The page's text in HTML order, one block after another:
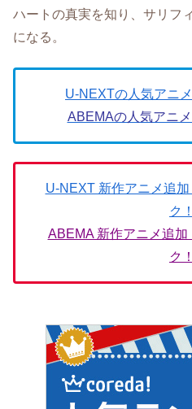
ハートの真実を知り、サリフ
になる。
U-NEXTの人気アニ
ABEMAの人気アニ
U-NEXT 新作アニメ追
ク！
ABEMA 新作アニメ追
ク！